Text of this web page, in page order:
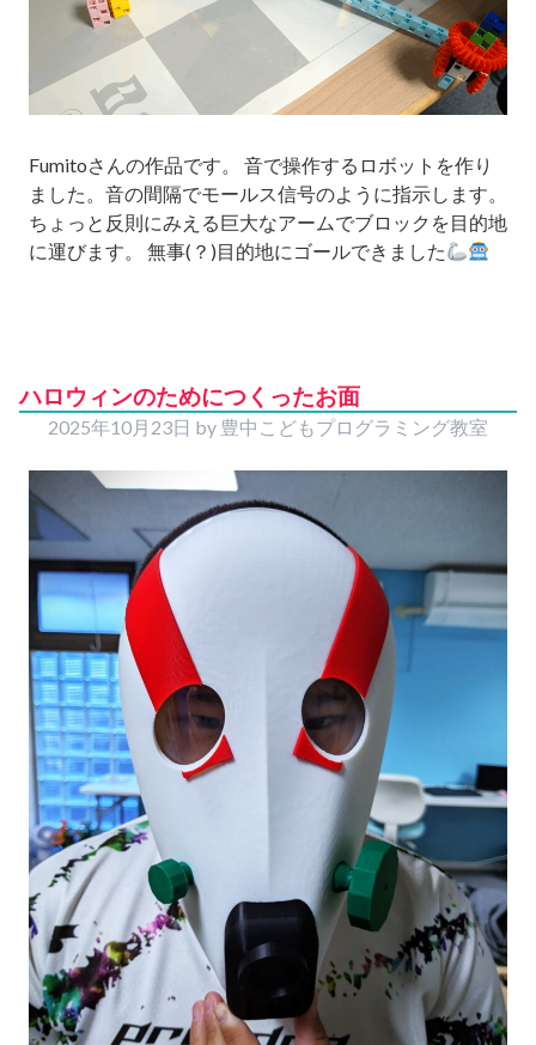
Fumitoさんの作品です。 音で操作するロボットを作り
ました。音の間隔でモールス信号のように指示します。
ちょっと反則にみえる巨大なアームでブロックを目的地
に運びます。 無事(？)目的地にゴールできました
ハロウィンのためにつくったお面
2025年10月23日 by 豊中こどもプログラミング教室